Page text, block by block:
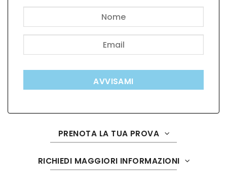
AVVISAMI
PRENOTA LA TUA PROVA
RICHIEDI MAGGIORI INFORMAZIONI